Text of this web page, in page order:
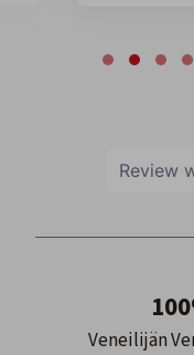
Review
Veneilijän